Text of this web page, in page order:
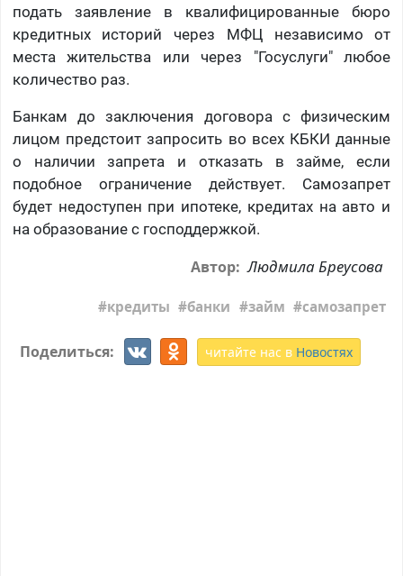
подать заявление в квалифицированные бюро
кредитных историй через МФЦ независимо от
места жительства или через "Госуслуги" любое
количество раз.
Банкам до заключения договора с физическим
лицом предстоит запросить во всех КБКИ данные
о наличии запрета и отказать в займе, если
подобное ограничение действует. Самозапрет
будет недоступен при ипотеке, кредитах на авто и
на образование с господдержкой.
Автор: Людмила Бреусова
кредиты банки займ самозапрет
Поделиться: читайте нас в Новостях